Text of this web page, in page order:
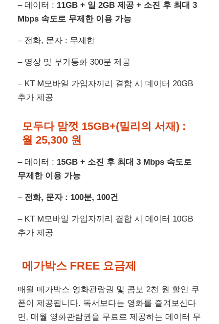
– 데이터 : 11GB + 일 2GB 제공 + 소진 후 최대 3
Mbps 속도로 무제한 이용 가능
– 전화, 문자 : 무제한
– 영상 및 부가통화 300분 제공
– KT M모바일 가입자끼리 결합 시 데이터 20GB
추가 제공
모두다 맘껏 15GB+(밀리의 서재) :
월 25,300 원
– 데이터 : 15GB + 소진 후 최대 3 Mbps 속도로
무제한 이용 가능
– 전화, 문자 : 100분, 100건
– KT M모바일 가입자끼리 결합 시 데이터 10GB
추가 제공
메가박스 FREE 요금제
매월 메가박스 영화관람권 및 콤보 2천 원 할인 쿠
폰이 제공됩니다. 독서보다는 영화를 즐겨보신다
면, 매월 영화관람권을 무료로 제공하는 데이터 무